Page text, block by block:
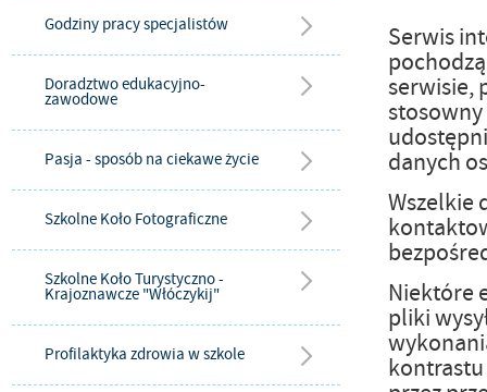
Godziny pracy specjalistów
Doradztwo edukacyjno-
zawodowe
Pasja - sposób na ciekawe życie
Szkolne Koło Fotograficzne
Szkolne Koło Turystyczno -
Krajoznawcze "Włóczykij"
Profilaktyka zdrowia w szkole
Serwis
serwisie,
danych
Wszelkie
Niektóre
pliki
kontrastu